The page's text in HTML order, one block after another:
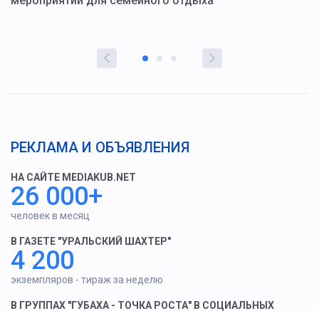
РЕКЛАМА И ОБЪЯВЛЕНИЯ
НА САЙТЕ MEDIAKUB.NET
26 000+
человек в месяц
В ГАЗЕТЕ "УРАЛЬСКИЙ ШАХТЕР"
4 200
экземпляров - тираж за неделю
В ГРУППАХ "ГУБАХА - ТОЧКА РОСТА" В СОЦИАЛЬНЫХ